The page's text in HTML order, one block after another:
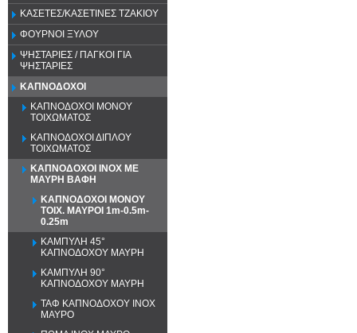
ΚΑΣΕΤΕΣ/ΚΑΣΕΤΙΝΕΣ ΤΖΑΚΙΟΥ
ΦΟΥΡΝΟΙ ΞΥΛΟΥ
ΨΗΣΤΑΡΙΕΣ / ΠΑΓΚΟΙ ΓΙΑ
ΨΗΣΤΑΡΙΕΣ
ΚΑΠΝΟΔΟΧΟΙ
ΚΑΠΝΟΔΟΧΟΙ ΜΟΝΟΥ
ΤΟΙΧΩΜΑΤΟΣ
ΚΑΠΝΟΔΟΧΟΙ ΔΙΠΛΟΥ
ΤΟΙΧΩΜΑΤΟΣ
ΚΑΠΝΟΔΟΧΟΙ ΙΝΟΧ ΜΕ
ΜΑΥΡΗ ΒΑΦΗ
ΚΑΠΝΟΔΟΧΟΙ ΜΟΝΟΥ
ΤΟΙΧ. ΜΑΥΡΟΙ 1m-0.5m-
0.25m
ΚΑΜΠΥΛΗ 45°
ΚΑΠΝΟΔΟΧΟΥ ΜΑΥΡΗ
ΚΑΜΠΥΛΗ 90°
ΚΑΠΝΟΔΟΧΟΥ ΜΑΥΡΗ
ΤΑΦ ΚΑΠΝΟΔΟΧΟΥ ΙΝΟΧ
ΜΑΥΡΟ